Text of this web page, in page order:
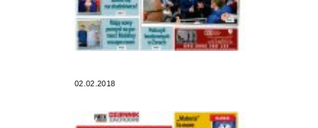
02.02.2018